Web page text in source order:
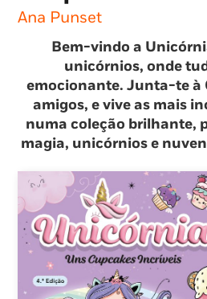
Ana Punset
Bem-vindo a
unicórnios, onde
emocionante. Junta-te à
amigos, e vive as mais
numa coleção brilhante,
magia, unicórnios e